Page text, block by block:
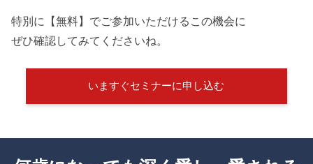
特別に【無料】でご参加いただけるこの機会に
ぜひ確認してみてくださいね。
いますぐセミナーに申し込む